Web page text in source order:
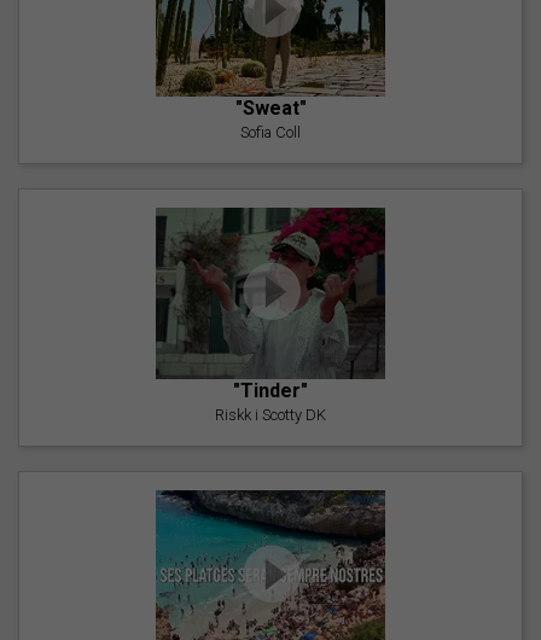
"Sweat"
Sofia Coll
"Tinder"
Riskk i Scotty DK